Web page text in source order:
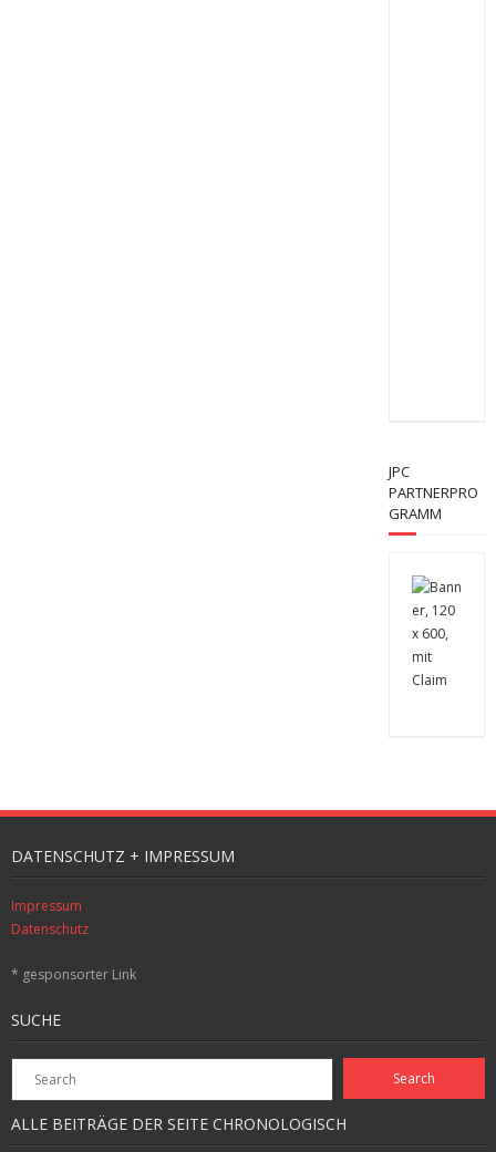
JPC
PARTNERPRO
GRAMM
DATENSCHUTZ + IMPRESSUM
Impressum
Datenschutz
* gesponsorter Link
SUCHE
ALLE BEITRÄGE DER SEITE CHRONOLOGISCH